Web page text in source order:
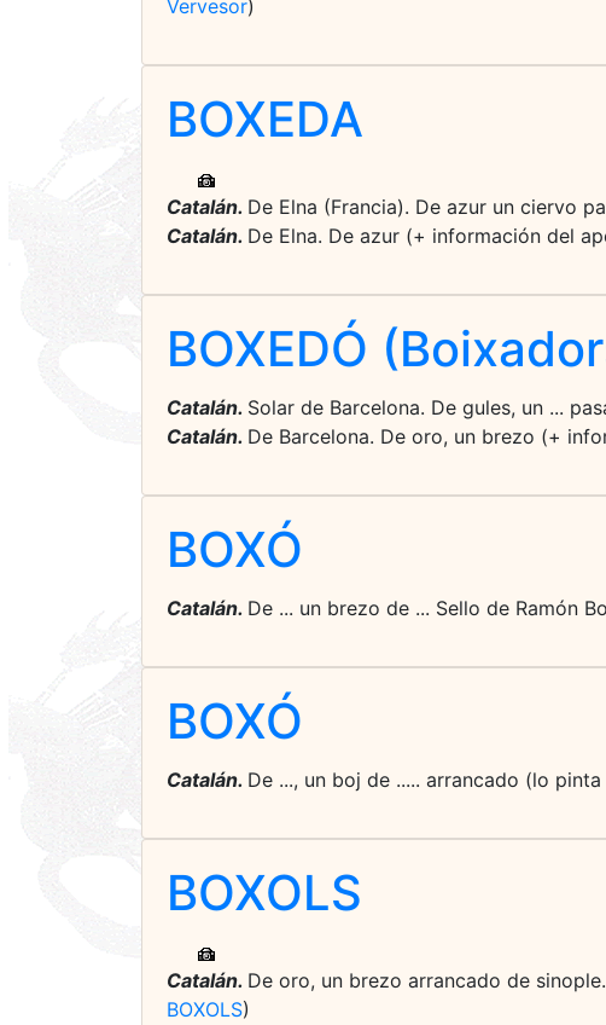
Vervesor)
BOXEDA
Catalán. De Elna (Francia). De azur un ciervo
Catalán. De Elna. De azur (+ información del
BOXEDÓ
Catalán. Solar de Barcelona. De gules, un ...
Catalán. De Barcelona. De oro, un brezo (+
BOXÓ
Catalán. De ... un brezo de ... Sello de Ramón
BOXÓ
Catalán. De ..., un boj de ..... arrancado (lo
BOXOLS
Catalán. De oro, un brezo arrancado de
BOXOLS)